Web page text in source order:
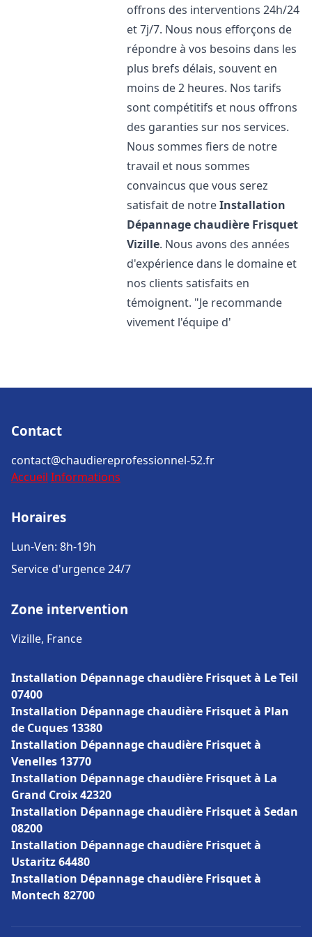
offrons des interventions 24h/24
et 7j/7. Nous nous efforçons de
répondre à vos besoins dans les
plus brefs délais, souvent en
moins de 2 heures. Nos tarifs
sont compétitifs et nous offrons
des garanties sur nos services.
Nous sommes fiers de notre
travail et nous sommes
convaincus que vous serez
satisfait de notreInstallation
Dépannage chaudière Frisquet
Vizille. Nous avons des années
d'expérience dans le domaine et
nos clients satisfaits en
témoignent. "Je recommande
vivement l'équipe d'
Contact
contact@chaudiereprofessionnel-52.fr
Accueil Informations
Horaires
Lun-Ven: 8h-19h
Service d'urgence 24/7
Zone intervention
Vizille, France
Installation Dépannage chaudière Frisquet à Le Teil
07400
Installation Dépannage chaudière Frisquet à Plan
de Cuques 13380
Installation Dépannage chaudière Frisquet à
Venelles 13770
Installation Dépannage chaudière Frisquet à La
Grand Croix 42320
Installation Dépannage chaudière Frisquet à Sedan
08200
Installation Dépannage chaudière Frisquet à
Ustaritz 64480
Installation Dépannage chaudière Frisquet à
Montech 82700